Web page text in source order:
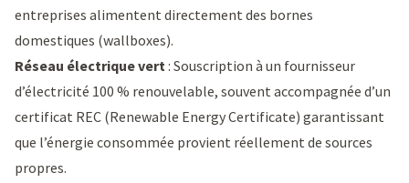
entreprises alimentent directement des bornes
domestiques (wallboxes).
Réseau électrique vert: Souscription à un fournisseur
d’électricité 100 % renouvelable, souvent accompagnée d’un
certificat REC (Renewable Energy Certificate) garantissant
que l’énergie consommée provient réellement de sources
propres.